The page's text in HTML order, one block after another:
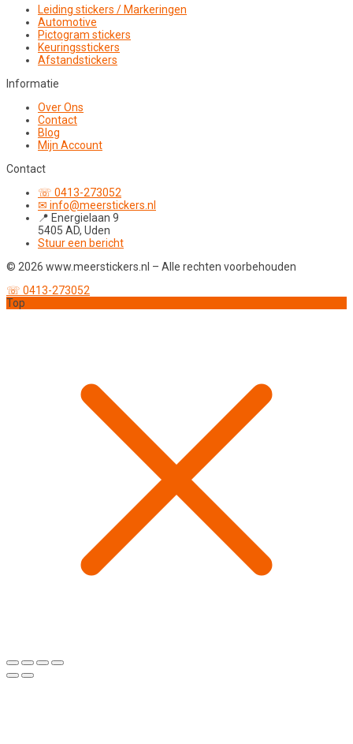
Leiding stickers / Markeringen
Automotive
Pictogram stickers
Keuringsstickers
Afstandstickers
Informatie
Over Ons
Contact
Blog
Mijn Account
Contact
☏ 0413-273052
✉ info@meerstickers.nl
📍 Energielaan 9
5405 AD, Uden
Stuur een bericht
© 2026 www.meerstickers.nl – Alle rechten voorbehouden
☏ 0413-273052
Top